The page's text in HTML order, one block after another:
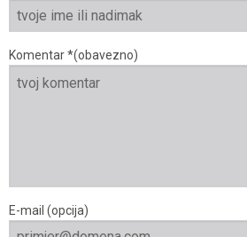
Komentar *(obavezno)
E-mail (opcija)